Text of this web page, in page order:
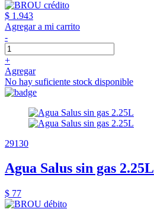
$ 1.943
Agregar a mi carrito
-
+
Agregar
No hay suficiente stock disponible
29130
Agua Salus sin gas 2.25L
$ 77